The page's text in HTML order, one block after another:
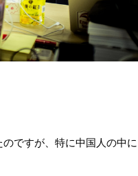
ですが、特に中国人の中に